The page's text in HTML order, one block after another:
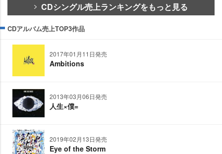
CDシングル売上ランキングをもっと見る
CDアルバム売上TOP3作品
2017年01月11日発売
Ambitions
2013年03月06日発売
人生×僕=
2019年02月13日発売
Eye of the Storm